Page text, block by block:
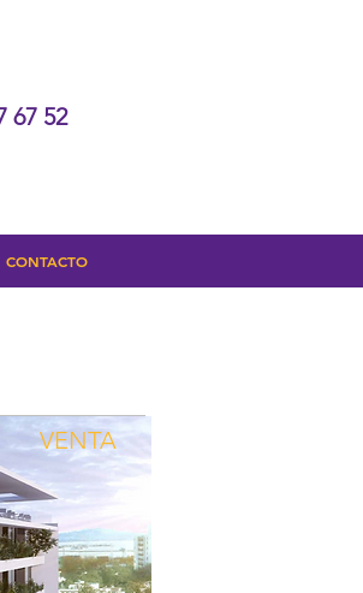
67 52
VENTA
CONTACTO